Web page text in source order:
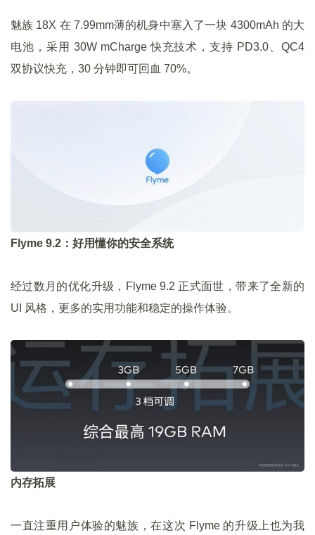
魅族 18X 在 7.99mm薄的机身中塞入了一块 4300mAh 的大
电池，采用 30W mCharge 快充技术，支持 PD3.0、QC4
双协议快充，30 分钟即可回血 70%。
Flyme 9.2：好用懂你的安全系统
经过数月的优化升级，Flyme 9.2 正式面世，带来了全新的
UI 风格，更多的实用功能和稳定的操作体验。
内存拓展
一直注重用户体验的魅族，在这次 Flyme 的升级上也为我